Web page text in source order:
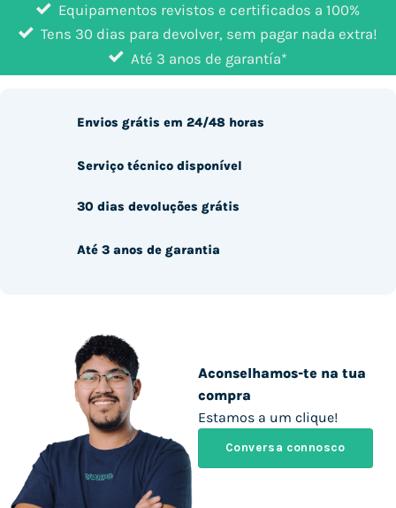
Equipamentos revistos e certificados a 100%
Tens 30 dias para devolver, sem pagar nada extra!
Até 3 anos de garantía*
Aconselhamos-te na tua
compra
Estamos a um clique!
Conversa connosco
Envios grátis em 24/48 horas
Serviço técnico disponível
30 dias devoluções grátis
Até 3 anos de garantia